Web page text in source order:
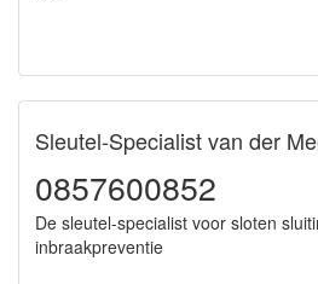
Sleutel-Specialist van der
0857600852
De sleutel-specialist voor sloten
inbraakpreventie